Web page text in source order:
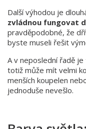
Další výhodou je
zvládnou fungovat
pravděpodobné, že
byste museli řešit
A v neposlední řadě
totiž může mít velmi
menších koupelen
jednoduše nevešlo.